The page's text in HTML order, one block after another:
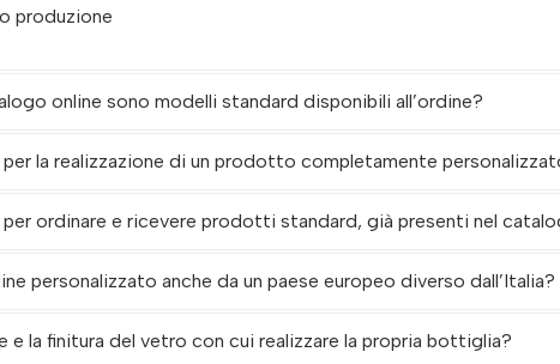
produzione
online sono modelli standard disponibili all’ordine?
la realizzazione di un prodotto completamente
ordinare e ricevere prodotti standard, già presenti nel
personalizzato anche da un paese europeo diverso dall’Italia?
e la finitura del vetro con cui realizzare la propria bottiglia?